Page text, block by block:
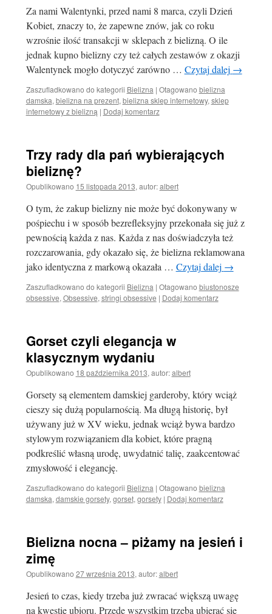
Za nami Walentynki, przed nami 8 marca, czyli Dzień
Kobiet, znaczy to, że zapewne znów, jak co roku
wzrośnie ilość transakcji w sklepach z bielizną. O ile
jednak kupno bielizny czy też całych zestawów z okazji
Walentynek mogło dotyczyć zarówno … Czytaj dalej →
Zaszufladkowano do kategorii Bielizna | Otagowano bielizna
damska, bielizna na prezent, bielizna sklep internetowy, sklep
internetowy z bielizną | Dodaj komentarz
Trzy rady dla pań wybierających
bieliznę?
Opublikowano 15 listopada 2013, autor: albert
O tym, że zakup bielizny nie może być dokonywany w
pośpiechu i w sposób bezrefleksyjny przekonała się już z
pewnością każda z nas. Każda z nas doświadczyła też
rozczarowania, gdy okazało się, że bielizna reklamowana
jako identyczna z markową okazała … Czytaj dalej →
Zaszufladkowano do kategorii Bielizna | Otagowano biustonosze
obsessive, Obsessive, stringi obsessive | Dodaj komentarz
Gorset czyli elegancja w
klasycznym wydaniu
Opublikowano 18 października 2013, autor: albert
Gorsety są elementem damskiej garderoby, który wciąż
cieszy się dużą popularnością. Ma długą historię, był
używany już w XV wieku, jednak wciąż bywa bardzo
stylowym rozwiązaniem dla kobiet, które pragną
podkreślić własną urodę, uwydatnić talię, zaakcentować
zmysłowość i elegancję.
Zaszufladkowano do kategorii Bielizna | Otagowano bielizna
damska, damskie gorsety, gorset, gorsety | Dodaj komentarz
Bielizna nocna – piżamy na jesień i
zimę
Opublikowano 27 września 2013, autor: albert
Jesień to czas, kiedy trzeba już zwracać większą uwagę
na kwestię ubioru. Przede wszystkim trzeba ubierać się